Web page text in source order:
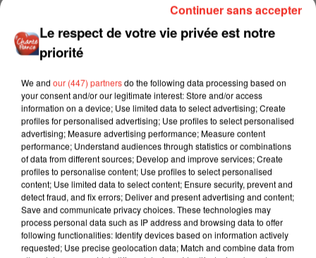
Le respect de votre vie privée est notre
priorité
We and our (447) partnersdo the following data processing based on
your consent and/or our legitimate interest: Store and/or access
information on a device; Use limited data to select advertising; Create
profiles for personalised advertising; Use profiles to select personalised
advertising; Measure advertising performance; Measure content
performance; Understand audiences through statistics or combinations
of data from different sources; Develop and improve services; Create
profiles to personalise content; Use profiles to select personalised
content; Use limited data to select content; Ensure security, prevent and
detect fraud, and fix errors; Deliver and present advertising and content;
Save and communicate privacy choices. These technologies may
process personal data such as IP address and browsing data to offer
following functionalities: Identify devices based on information actively
requested; Use precise geolocation data; Match and combine data from
Continuer sans accepter